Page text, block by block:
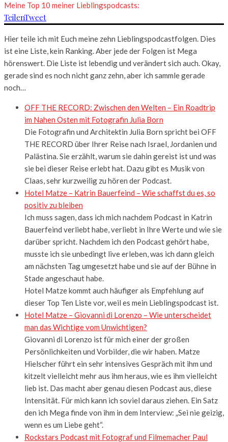
Meine Top 10 meiner Lieblingspodcasts:
TeilenTweet
Hier teile ich mit Euch meine zehn Lieblingspodcastfolgen. Dies
ist eine Liste, kein Ranking. Aber jede der Folgen ist Mega
hörenswert. Die Liste ist lebendig und verändert sich auch. Okay,
gerade sind es noch nicht ganz zehn, aber ich sammle gerade
noch…
OFF THE RECORD: Zwischen den Welten – Ein Roadtrip
im Nahen Osten mit Fotografin Julia Born
Die Fotografin und Architektin Julia Born spricht bei OFF
THE RECORD über Ihrer Reise nach Israel, Jordanien und
Palästina. Sie erzählt, warum sie dahin gereist ist und was
sie bei dieser Reise erlebt hat. Dazu gibt es Musik von
Claas, sehr kurzweilig zu hören der Podcast.
Hotel Matze – Katrin Bauerfeind – Wie schaffst du es, so
positiv zu bleiben
Ich muss sagen, dass ich mich nachdem Podcast in Katrin
Bauerfeind verliebt habe, verliebt in Ihre Werte und wie sie
darüber spricht. Nachdem ich den Podcast gehört habe,
musste ich sie unbedingt live erleben, was ich dann gleich
am nächsten Tag umgesetzt habe und sie auf der Bühne in
Stade angeschaut habe.
Hotel Matze kommt auch häufiger als Empfehlung auf
dieser Top Ten Liste vor, weil es mein Lieblingspodcast ist.
Hotel Matze – Giovanni di Lorenzo – Wie unterscheidet
man das Wichtige vom Unwichtigen?
Giovanni di Lorenzo ist für mich einer der großen
Persönlichkeiten und Vorbilder, die wir haben. Matze
Hielscher führt ein sehr intensives Gespräch mit ihm und
kitzelt vielleicht mehr aus ihm heraus, wie es ihm vielleicht
lieb ist. Das macht aber genau diesen Podcast aus, diese
Intensität. Für mich kann ich soviel daraus ziehen. Ein Satz
den ich Mega finde von ihm in dem Interview: „Sei nie geizig,
wenn es um Liebe geht“.
Rockstars Podcast mit Fotograf und Filmemacher Paul